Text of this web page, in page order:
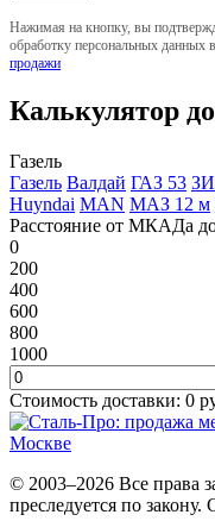
Нажимая на кнопку, вы
обработку персональных данных
продажи
Калькулятор
Газель
Газель Валдай ГАЗ 53
Huyndai MAN МАЗ 12 м
Расстояние от МКАДа до
0
200
400
600
800
1000
Стоимость доставки: 0
© 2003–2026 Все права
преследуется по